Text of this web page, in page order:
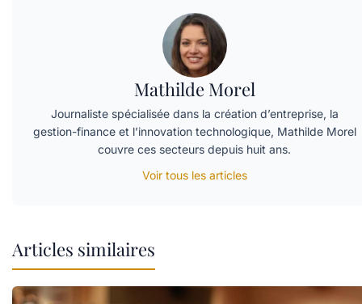
Mathilde Morel
Journaliste spécialisée dans la création d’entreprise, la
gestion-finance et l’innovation technologique, Mathilde Morel
couvre ces secteurs depuis huit ans.
Voir tous les articles
Articles similaires